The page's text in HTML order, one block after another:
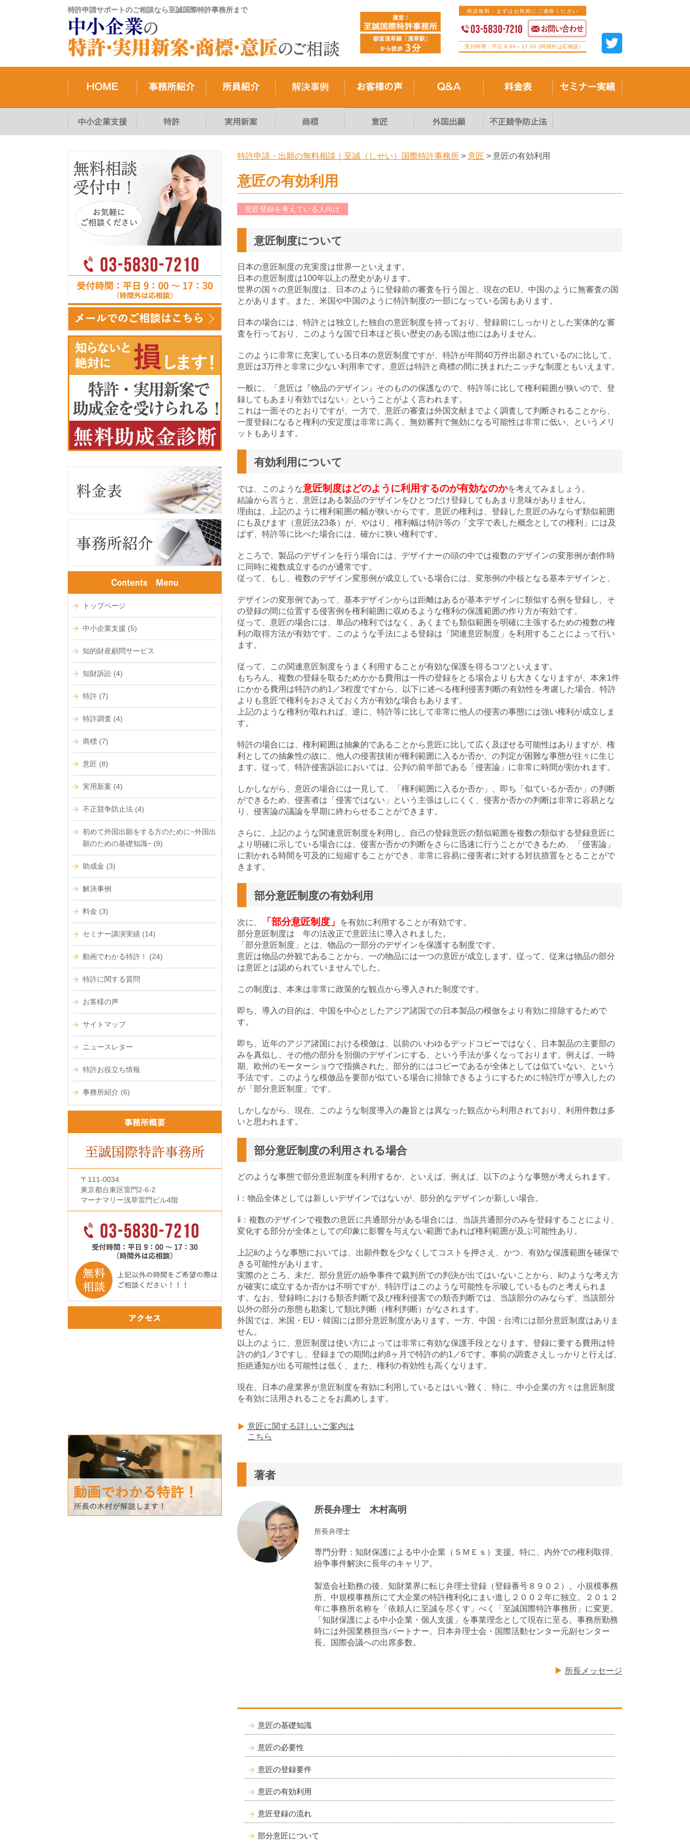
特許申請サポートのご相談なら至誠国際特許事務所まで 相談無料・まずはお気軽にご連絡ください
受付時間：平日 9:00～17:30 (時間外は応相談)
特許申請・出願の無料相談｜至誠（しせい）国際特許事務所 > 意匠 > 意匠の有効利用
意匠の有効利用
意匠登録を考えている人向け
意匠制度について
日本の意匠制度の充実度は世界一といえます。
日本の意匠制度は100年以上の歴史があります。
世界の国々の意匠制度は、日本のように登録前の審査を行う国と、現在のEU、中国のように無審査の国
とがあります。また、米国や中国のように特許制度の一部になっている国もあります。
日本の場合には、特許とは独立した独自の意匠制度を持っており、登録前にしっかりとした実体的な審
査を行っており、このような国で日本ほど長い歴史のある国は他にはありません。
このように非常に充実している日本の意匠制度ですが、特許が年間40万件出願されているのに比して、
意匠は3万件と非常に少ない利用率です。意匠は特許と商標の間に挟まれたニッチな制度ともいえます。
一般に、「意匠は『物品のデザイン』そのものの保護なので、特許等に比して権利範囲が狭いので、登
録してもあまり有効ではない」ということがよく言われます。
これは一面そのとおりですが、一方で、意匠の審査は外国文献までよく調査して判断されることから、
一度登録になると権利の安定度は非常に高く、無効審判で無効になる可能性は非常に低い、というメリ
ットもあります。
有効利用について
では、このような意匠制度はどのように利用するのが有効なのかを考えてみましょう。
結論から言うと、意匠はある製品のデザインをひとつだけ登録してもあまり意味がありません。
理由は、上記のように権利範囲の幅が狭いからです。意匠の権利は、登録した意匠のみならず類似範囲
にも及びます（意匠法23条）が、やはり、権利幅は特許等の「文字で表した概念としての権利」には及
ばず、特許等に比べた場合には、確かに狭い権利です。
ところで、製品のデザインを行う場合には、デザイナーの頭の中では複数のデザインの変形例が創作時
に同時に複数成立するのが通常です。
従って、もし、複数のデザイン変形例が成立している場合には、変形例の中核となる基本デザインと、
デザインの変形例であって、基本デザインからは距離はあるが基本デザインに類似する例を登録し、そ
の登録の間に位置する侵害例を権利範囲に収めるような権利の保護範囲の作り方が有効です。
従って、意匠の場合には、単品の権利ではなく、あくまでも類似範囲を明確に主張するための複数の権
利の取得方法が有効です。このような手法による登録は「関連意匠制度」を利用することによって行い
ます。
従って、この関連意匠制度をうまく利用することが有効な保護を得るコツといえます。
もちろん、複数の登録を取るためかかる費用は一件の登録をとる場合よりも大きくなりますが、本来1件
にかかる費用は特許の約1／3程度ですから、以下に述べる権利侵害判断の有効性を考慮した場合、特許
よりも意匠で権利をおさえておく方が有効な場合もあります。
上記のような権利が取れれば、逆に、特許等に比して非常に他人の侵害の事態には強い権利が成立しま
す。
特許の場合には、権利範囲は抽象的であることから意匠に比して広く及ぼせる可能性はありますが、権
利としての抽象性の故に、他人の侵害技術が権利範囲に入るか否か、の判定が困難な事態が往々に生じ
ます。従って、特許侵害訴訟においては、公判の前半部である「侵害論」に非常に時間が割かれます。
しかしながら、意匠の場合には一見して、「権利範囲に入るか否か」、即ち「似ているか否か」の判断
ができるため、侵害者は「侵害ではない」という主張はしにくく、侵害か否かの判断は非常に容易とな
り、侵害論の議論を早期に終わらせることができます。
さらに、上記のような関連意匠制度を利用し、自己の登録意匠の類似範囲を複数の類似する登録意匠に
より明確に示している場合には、侵害か否かの判断をさらに迅速に行うことができるため、「侵害論」
に割かれる時間を可及的に短縮することができ、非常に容易に侵害者に対する対抗措置をとることがで
きます。
部分意匠制度の有効利用
次に、 「部分意匠制度」
を有効に利用することが有効です。
部分意匠制度は 年の法改正で意匠法に導入されました。
「部分意匠制度」とは、物品の一部分のデザインを保護する制度です。
意匠は物品の外観であることから、一の物品には一つの意匠が成立します。従って、従来は物品の部分
は意匠とは認められていませんでした。
この制度は、本来は非常に政策的な観点から導入された制度です。
即ち、導入の目的は、中国を中心としたアジア諸国での日本製品の模倣をより有効に排除するためで
す。
即ち、近年のアジア諸国における模倣は、以前のいわゆるデッドコピーではなく、日本製品の主要部の
みを真似し、その他の部分を別個のデザインにする、という手法が多くなっております。例えば、一時
期、欧州のモーターショウで指摘された、部分的にはコピーであるが全体としては似ていない、という
手法です。このような模倣品を要部が似ている場合に排除できるようにするために特許庁が導入したの
が「部分意匠制度」です。
しかしながら、現在、このような制度導入の趣旨とは異なった観点から利用されており、利用件数は多
いと思われます。
部分意匠制度の利用される場合
どのような事態で部分意匠制度を利用するか、といえば、例えば、以下のような事態が考えられます。
ⅰ：物品全体としては新しいデザインではないが、部分的なデザインが新しい場合。
ⅱ：複数のデザインで複数の意匠に共通部分がある場合には、当該共通部分のみを登録することにより、
変化する部分が全体としての印象に影響を与えない範囲であれば権利範囲が及ぶ可能性あり。
上記ⅱのような事態においては、出願件数を少なくしてコストを押さえ、かつ、有効な保護範囲を確保で
きる可能性があります。
実際のところ、未だ、部分意匠の紛争事件で裁判所での判決が出てはいないことから、ⅱのような考え方
が確実に成立するか否かは不明ですが、特許庁はこのような可能性を示唆しているものと考えられま
す。なお、登録時における類否判断で及び権利侵害での類否判断では、当該部分のみならず、当該部分
以外の部分の形態も勘案して類比判断（権利判断）がなされます。
外国では、米国・EU・韓国には部分意匠制度があります。一方、中国・台湾には部分意匠制度はありま
せん。
以上のように、意匠制度は使い方によっては非常に有効な保護手段となります。登録に要する費用は特
許の約1／3ですし、登録までの期間は約8ヶ月で特許の約1／6です。事前の調査さえしっかりと行えば、
拒絶通知が出る可能性は低く、また、権利の有効性も高くなります。
現在、日本の産業界が意匠制度を有効に利用しているとはいい難く、特に、中小企業の方々は意匠制度
を有効に活用されることをお薦めします。
意匠に関する詳しいご案内は
こちら
著者
所長弁理士 木村高明
所長弁理士
専門分野：知財保護による中小企業（ＳＭＥｓ）支援。特に、内外での権利取得、
紛争事件解決に長年のキャリア。
製造会社勤務の後、知財業界に転じ弁理士登録（登録番号８９０２）。小規模事務
所、中規模事務所にて大企業の特許権利化にまい進し２００２年に独立。２０１２
年に事務所名称を「依頼人に至誠を尽くす」べく「至誠国際特許事務所」に変更。
「知財保護による中小企業・個人支援」を事業理念として現在に至る。事務所勤務
時には外国業務担当パートナー。日本弁理士会・国際活動センター元副センター
長。国際会議への出席多数。
所長メッセージ
意匠の基礎知識
意匠の必要性
意匠の登録要件
意匠の有効利用
意匠登録の流れ
部分意匠について
トップページ
中小企業支援 (5)
知的財産顧問サービス
知財訴訟 (4)
特許 (7)
特許調査 (4)
商標 (7)
意匠 (8)
実用新案 (4)
不正競争防止法 (4)
初めて外国出願をする方のために−外国出
願のための基礎知識− (9)
助成金 (3)
解決事例
料金 (3)
セミナー講演実績 (14)
動画でわかる特許！ (24)
特許に関する質問
お客様の声
サイトマップ
ニュースレター
特許お役立ち情報
事務所紹介 (6)
〒111-0034
東京都台東区雷門2-6-2
マーナマリー浅草雷門ビル4階